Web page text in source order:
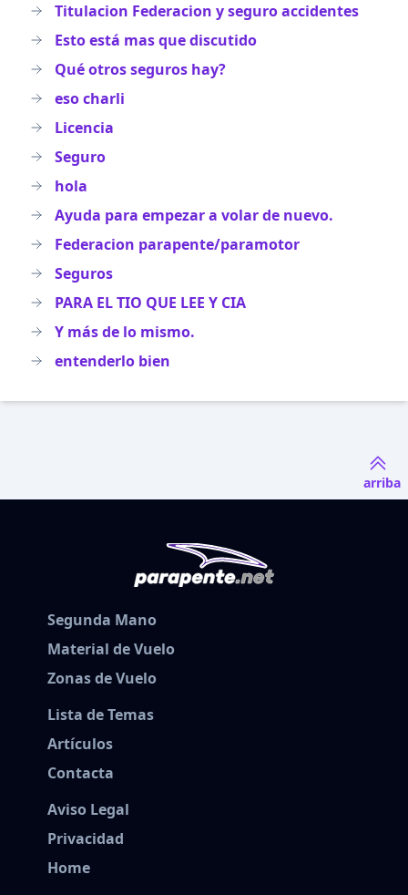
Titulacion Federacion y seguro accidentes
Esto está mas que discutido
Qué otros seguros hay?
eso charli
Licencia
Seguro
hola
Ayuda para empezar a volar de nuevo.
Federacion parapente/paramotor
Seguros
PARA EL TIO QUE LEE Y CIA
Y más de lo mismo.
entenderlo bien
arriba
Segunda Mano
Material de Vuelo
Zonas de Vuelo
Lista de Temas
Artículos
Contacta
Aviso Legal
Privacidad
Home